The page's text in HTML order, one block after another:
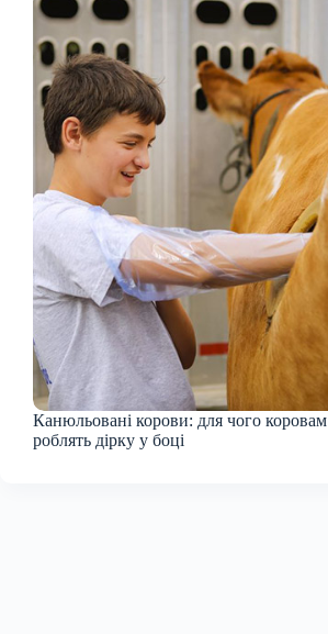
Канюльовані корови: для чого коровам
роблять дірку у боці